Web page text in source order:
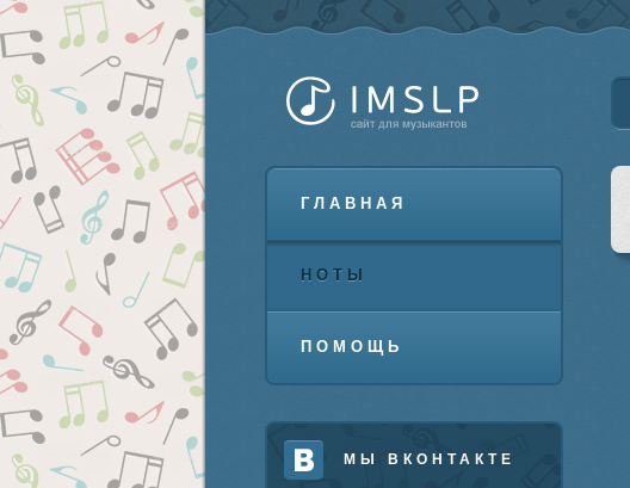
ГЛАВНАЯ
НОТЫ
ПОМОЩЬ
МЫ ВКОНТАКТЕ